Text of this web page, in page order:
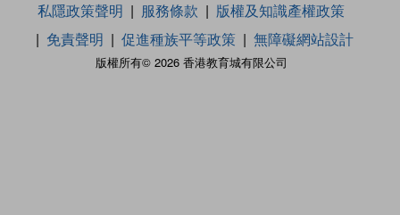
版權所有© 2026 香港教育城有限公司
私隱政策聲明 服務條款
版權及知識產權政策
免責聲明
促進種族平等政策 無障礙網站設計